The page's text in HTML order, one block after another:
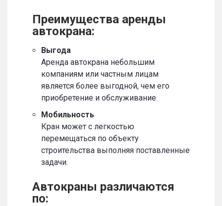
Преимущества аренды
автокрана:
Выгода
Аренда автокрана небольшим
компаниям или частным лицам
является более выгодной, чем его
приобретение и обслуживание.
Мобильность
Кран может с легкостью
перемещаться по объекту
строительства выполняя поставленные
задачи.
Автокраны различаются
по: